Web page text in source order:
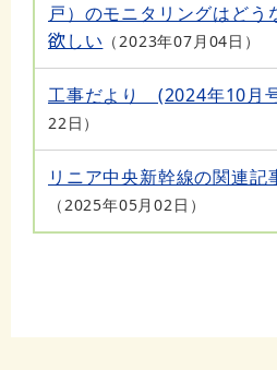
戸）のモニタリングはどう
欲しい
2023年07月04日
工事だより (2024年10月
22日
リニア中央新幹線の関連記
2025年05月02日